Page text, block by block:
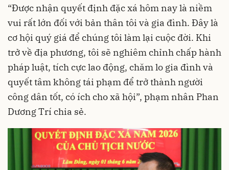
“Được nhận quyết định đặc xá hôm nay là niềm
vui rất lớn đối với bản thân tôi và gia đình. Đây là
cơ hội quý giá để chúng tôi làm lại cuộc đời. Khi
trở về địa phương, tôi sẽ nghiêm chỉnh chấp hành
pháp luật, tích cực lao động, chăm lo gia đình và
quyết tâm không tái phạm để trở thành người
công dân tốt, có ích cho xã hội”, phạm nhân Phan
Dương Trí chia sẻ.